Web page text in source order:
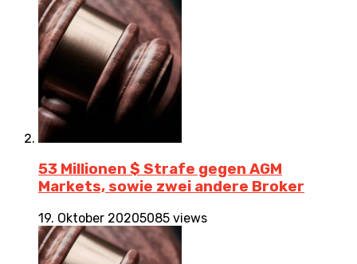
53 Millionen $ Strafe gegen AGM
Markets, sowie zwei andere Broker
19. Oktober 20205085 views